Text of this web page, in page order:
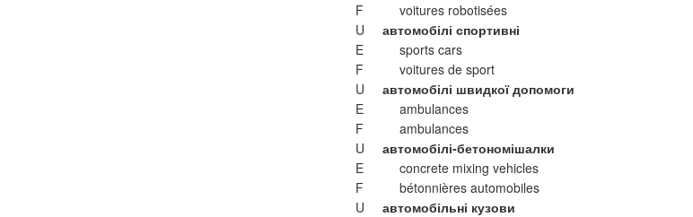
F
voitures robotisées
U
автомобілі спортивні
E
sports cars
F
voitures de sport
U
автомобілі швидкої допомоги
E
ambulances
F
ambulances
U
автомобілі-бетономішалки
E
concrete mixing vehicles
F
bétonnières automobiles
U
автомобільні кузови